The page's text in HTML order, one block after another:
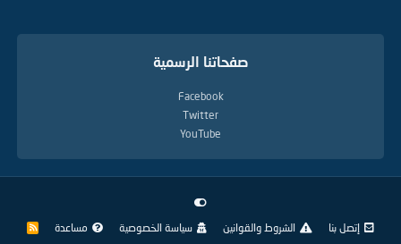
صفحاتنا الرسمية
Facebook
Twitter
YouTube
إتصل بنا الشروط والقوانين سياسة الخصوصية مساعدة
R